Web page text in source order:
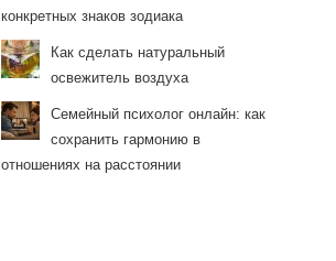
конкретных знаков зодиака
Как сделать натуральный
освежитель воздуха
Семейный психолог онлайн: как
сохранить гармонию в
отношениях на расстоянии